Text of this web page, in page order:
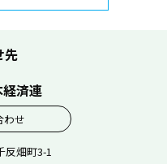
先
済連
わせ
反畑町3-1